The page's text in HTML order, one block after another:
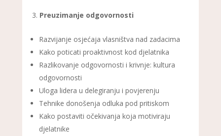
Preuzimanje odgovornosti
Razvijanje osjećaja vlasništva nad zadacima
Kako poticati proaktivnost kod djelatnika
Razlikovanje odgovornosti i krivnje: kultura
odgovornosti
Uloga lidera u delegiranju i povjerenju
Tehnike donošenja odluka pod pritiskom
Kako postaviti očekivanja koja motiviraju
djelatnike